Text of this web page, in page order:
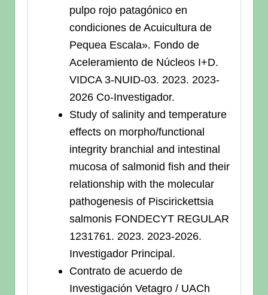
pulpo rojo patagónico en
condiciones de Acuicultura de
Pequea Escala». Fondo de
Aceleramiento de Núcleos I+D.
VIDCA 3-NUID-03. 2023. 2023-
2026 Co-Investigador.
Study of salinity and temperature
effects on morpho/functional
integrity branchial and intestinal
mucosa of salmonid fish and their
relationship with the molecular
pathogenesis of Piscirickettsia
salmonis FONDECYT REGULAR
1231761. 2023. 2023-2026.
Investigador Principal.
Contrato de acuerdo de
Investigación Vetagro / UACh